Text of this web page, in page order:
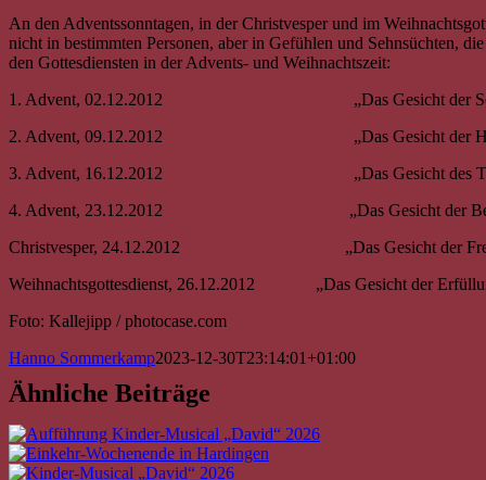
An den Adventssonntagen, in der Christvesper und im
nicht in bestimmten Personen, aber in Gefühlen und Sehnsüchten,
den Gottesdiensten in der Advents- und Weihnachtszeit:
1. Advent, 02.12.2012 „Das Gesicht der
2. Advent, 09.12.2012 „Das Gesicht der
3. Advent, 16.12.2012 „Das Gesicht des
4. Advent, 23.12.2012 „Das Gesicht der
Christvesper, 24.12.2012 „Das Gesicht der
Weihnachtsgottesdienst, 26.12.2012 „Das Gesicht der
Foto: Kallejipp / photocase.com
Hanno Sommerkamp2023-12-30T23:14:01+01:00
Ähnliche Beiträge